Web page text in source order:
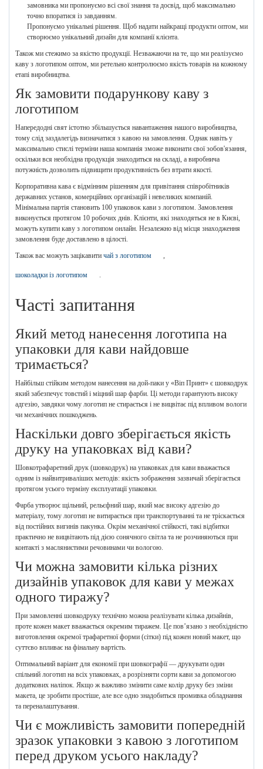
замовника ми пропонуємо всі свої знання та досвід, щоб максимально
точно впоратися із завданням.
Пропонуємо унікальні рішення. Щоб надати найкращі продукти оптом, ми
створюємо унікальний дизайн для компанії клієнта.
Також ми стежимо за якістю продукції. Незважаючи на те, що ми реалізуємо
каву з логотипом оптом, ми ретельно контролюємо якість товарів на кожному
етапі виробництва.
Як замовити подарункову каву з
логотипом
Напередодні свят істотно збільшується навантаження нашого виробництва,
тому слід заздалегідь визначатися з кавою на замовлення. Однак навіть у
максимально стислі терміни наша компанія зможе виконати свої зобов'язання,
оскільки вся необхідна продукція знаходиться на складі, а виробнича
потужність дозволить підвищити продуктивність без втрати якості.
Корпоративна кава є відмінним рішенням для привітання співробітників
державних установ, комерційних організацій і невеликих компаній.
Мінімальна партія становить 100 упаковок кави з логотипом. Замовлення
виконується протягом 10 робочих днів. Клієнти, які знаходяться не в Києві,
можуть купити каву з логотипом онлайн. Незалежно від місця знаходження
замовлення буде доставлено в цілості.
Також вас можуть зацікавити чай з логотипом
шоколадки із логотипом
Часті запитання
Який метод нанесення логотипа на
упаковки для кави найдовше
тримається?
Найбільш стійким методом нанесення на дой-паки у «Віп Принт» є шовкодрук
який забезпечує товстий і міцний шар фарби. Ці методи гарантують високу
адгезію, завдяки чому логотип не стирається і не вицвітає під впливом вологи
чи механічних пошкоджень.
Наскільки довго зберігається якість
друку на упаковках від кави?
Шовкотрафаретний друк (шовкодрук) на упаковках для кави вважається
одним із найвитриваліших методів: якість зображення зазвичай зберігається
протягом усього терміну експлуатації упаковки.
Фарба утворює щільний, рельєфний шар, який має високу адгезію до
матеріалу, тому логотип не витирається при транспортуванні та не тріскається
від постійних вигинів пакунка. Окрім механічної стійкості, такі відбитки
практично не вицвітають під дією сонячного світла та не розчиняються при
контакті з маслянистими речовинами чи вологою.
Чи можна замовити кілька різних
дизайнів упаковок для кави у межах
одного тиражу?
При замовленні шовкодруку технічно можна реалізувати кілька дизайнів,
проте кожен макет вважається окремим тиражем. Це пов’язано з необхідністю
виготовлення окремої трафаретної форми (сітки) під кожен новий макет, що
суттєво впливає на фінальну вартість.
Оптимальний варіант для економії при шовкографії — друкувати один
спільний логотип на всіх упаковках, а розрізняти сорти кави за допомогою
додаткових наліпок. Якщо ж важливо змінити саме колір друку без зміни
макета, це зробити простіше, але все одно знадобиться промивка обладнання
та переналаштування.
Чи є можливість замовити попередній
зразок упаковки з кавою з логотипом
перед друком усього накладу?